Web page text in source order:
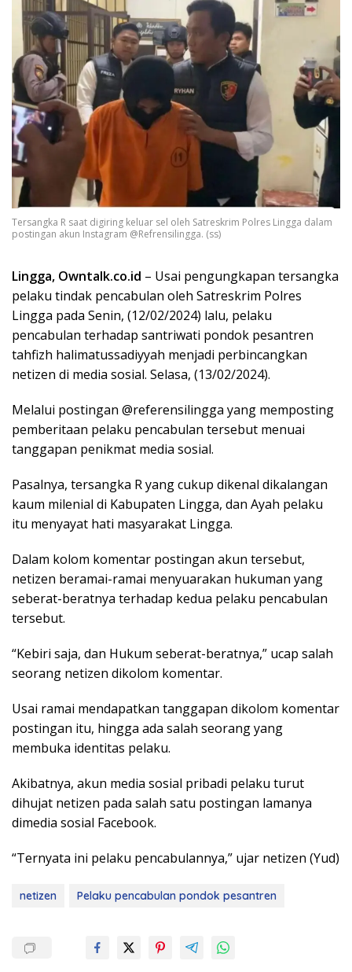
Tersangka R saat digiring keluar sel oleh Satreskrim Polres Lingga dalam
postingan akun Instagram @Refrensilingga. (ss)
Lingga, Owntalk.co.id – Usai pengungkapan tersangka
pelaku tindak pencabulan oleh Satreskrim Polres
Lingga pada Senin, (12/02/2024) lalu, pelaku
pencabulan terhadap santriwati pondok pesantren
tahfizh halimatussadiyyah menjadi perbincangkan
netizen di media sosial. Selasa, (13/02/2024).
Melalui postingan @referensilingga yang memposting
pemberitaan pelaku pencabulan tersebut menuai
tanggapan penikmat media sosial.
Pasalnya, tersangka R yang cukup dikenal dikalangan
kaum milenial di Kabupaten Lingga, dan Ayah pelaku
itu menyayat hati masyarakat Lingga.
Dalam kolom komentar postingan akun tersebut,
netizen beramai-ramai menyuarakan hukuman yang
seberat-beratnya terhadap kedua pelaku pencabulan
tersebut.
“Kebiri saja, dan Hukum seberat-beratnya,” ucap salah
seorang netizen dikolom komentar.
Usai ramai mendapatkan tanggapan dikolom komentar
postingan itu, hingga ada salah seorang yang
membuka identitas pelaku.
Akibatnya, akun media sosial pribadi pelaku turut
dihujat netizen pada salah satu postingan lamanya
dimedia sosial Facebook.
“Ternyata ini pelaku pencabulannya,” ujar netizen (Yud)
netizen Pelaku pencabulan pondok pesantren